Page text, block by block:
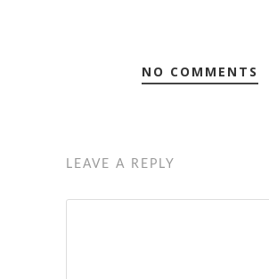
NO COMMENTS
LEAVE A REPLY